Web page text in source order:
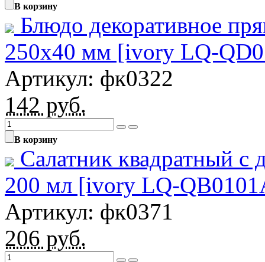
В корзину
Блюдо декоративное
250х40 мм [ivory LQ-
Артикул: фк0322
142 руб.
В корзину
Салатник квадратный с
200 мл [ivory LQ-
Артикул: фк0371
206 руб.